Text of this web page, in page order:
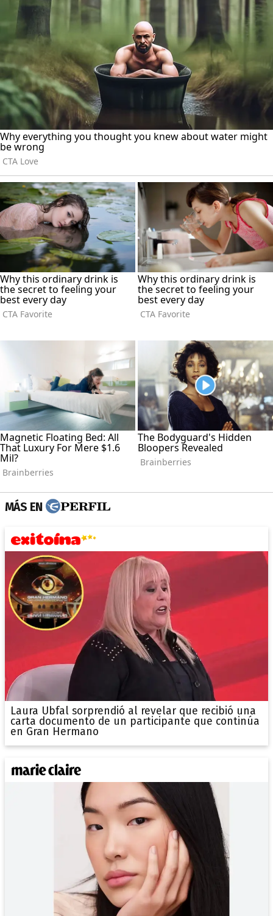
MÁS EN
Laura Ubfal sorprendió al revelar que recibió una
carta documento de un participante que continúa
en Gran Hermano